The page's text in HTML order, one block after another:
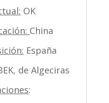
OK
China
España
de Algeciras
: